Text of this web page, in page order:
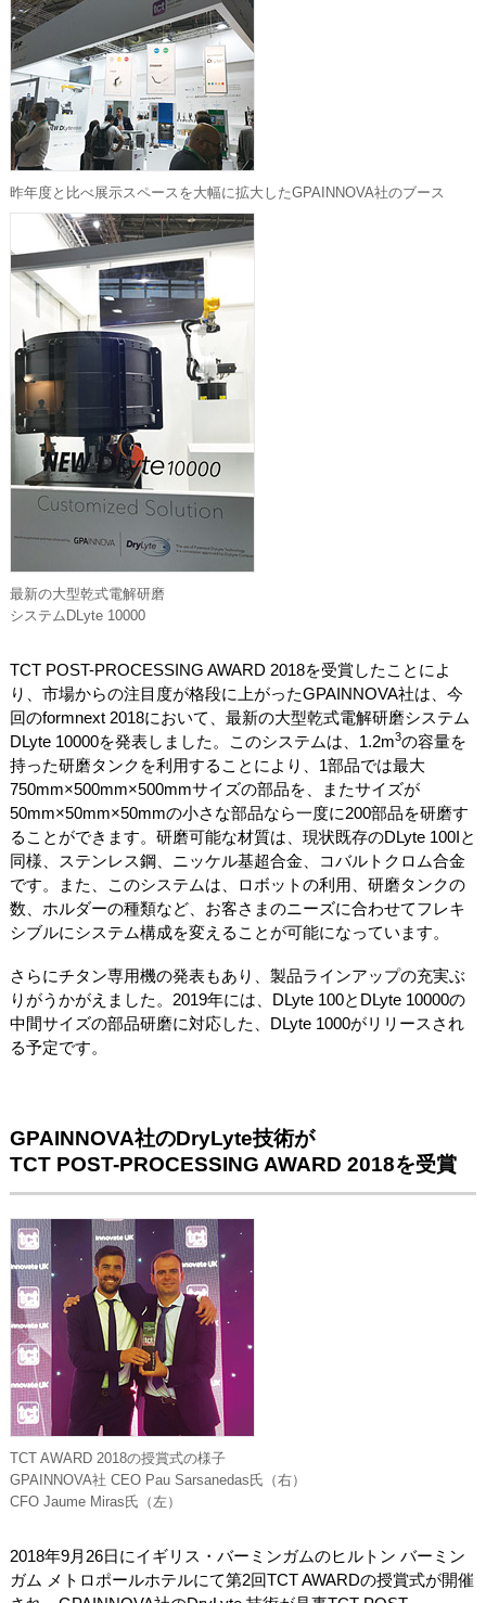
昨年度と比べ展示スペースを大幅に拡大したGPAINNOVA社のブース
最新の大型乾式電解研磨
システムDLyte 10000
TCT POST-PROCESSING AWARD 2018を受賞したことによ
り、市場からの注目度が格段に上がったGPAINNOVA社は、今
回のformnext 2018において、最新の大型乾式電解研磨システム
DLyte 10000を発表しました。このシステムは、1.2m3の容量を
持った研磨タンクを利用することにより、1部品では最大
750mm×500mm×500mmサイズの部品を、またサイズが
50mm×50mm×50mmの小さな部品なら一度に200部品を研磨す
ることができます。研磨可能な材質は、現状既存のDLyte 100Iと
同様、ステンレス鋼、ニッケル基超合金、コバルトクロム合金
です。また、このシステムは、ロボットの利用、研磨タンクの
数、ホルダーの種類など、お客さまのニーズに合わせてフレキ
シブルにシステム構成を変えることが可能になっています。
さらにチタン専用機の発表もあり、製品ラインアップの充実ぶ
りがうかがえました。2019年には、DLyte 100とDLyte 10000の
中間サイズの部品研磨に対応した、DLyte 1000がリリースされ
る予定です。
GPAINNOVA社のDryLyte技術が
TCT POST-PROCESSING AWARD 2018を受賞
TCT AWARD 2018の授賞式の様子
GPAINNOVA社 CEO Pau Sarsanedas氏（右）
CFO Jaume Miras氏（左）
2018年9月26日にイギリス・バーミンガムのヒルトン バーミン
ガム メトロポールホテルにて第2回TCT AWARDの授賞式が開催